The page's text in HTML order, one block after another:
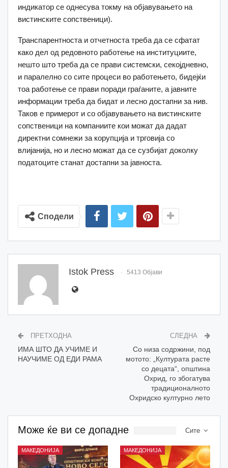
индикатор се однесува токму на објавувањето на
вистинските сопственици).
Транспарентноста и отчетноста треба да се сфатат
како дел од редовното работење на институциите,
нешто што треба да се прави системски, секојдневно,
и паралелно со сите процеси во работењето, бидејќи
тоа работење се прави поради граѓаните, а јавните
информации треба да бидат и лесно достапни за нив.
Таков е примерот и со објавувањето на вистинските
сопственици на компаниите кои можат да дадат
директни сомнежи за корупција и трговија со
влијанија, но и лесно можат да се сузбијат доколку
податоците станат достапни за јавноста.
Сподели
Istok Press 5413 Објави
ПРЕТХОДНА
ИМА ШТО ДА УЧИМЕ И
НАУЧИМЕ ОД ЕДИ РАМА
СЛЕДНА
Со низа содржини, под
мотото: „Културата расте
со децата“, општина
Охрид, го збогатува
традиционалното
Охридско културно лето
Сите
Може ќе ви се допадне
МАКЕДОНИЈА МАКЕДОНИЈА